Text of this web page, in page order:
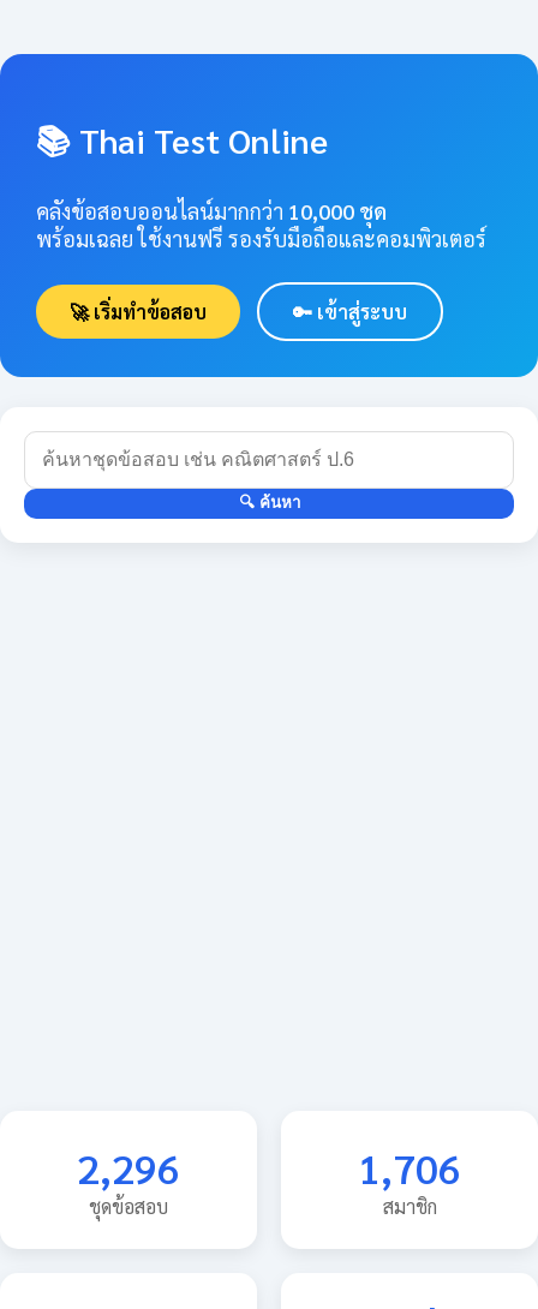
📚 Thai Test Online
คลังข้อสอบออนไลน์มากกว่า 10,000 ชุด
พร้อมเฉลย ใช้งานฟรี รองรับมือถือและคอมพิวเตอร์
🚀 เริ่มทำข้อสอบ 🔑 เข้าสู่ระบบ
🔍 ค้นหา
2,296
ชุดข้อสอบ
1,706
สมาชิก